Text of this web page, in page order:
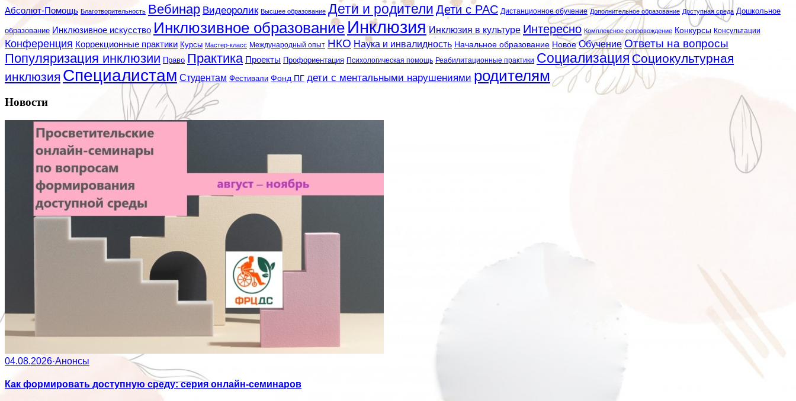
Абсолют-Помощь Благотворительность Вебинар Видеоролик Высшее образование Дети и родители Дети с РАС Дистанционное обучение Дополнительное образование Доступная среда Дошкольное
образование Инклюзивное искусство Инклюзивное образование Инклюзия Инклюзия в культуре Интересно Комплексное сопровождение Конкурсы Консультации
Конференция Коррекционные практики Курсы Мастер-класс Международный опыт НКО Наука и инвалидность Начальное образование Новое Обучение Ответы на вопросы
Популяризация инклюзии Право Практика Проекты Профориентация Психологическая помощь Реабилитационные практики Социализация Социокультурная
инклюзия Специалистам Студентам Фестивали Фонд ПГ дети с ментальными нарушениями родителям
Новости
04.08.2026·Анонсы
Как формировать доступную среду: серия онлайн-семинаров